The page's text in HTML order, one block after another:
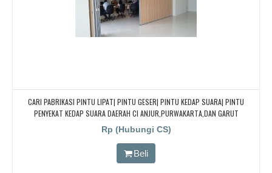
CARI PABRIKASI PINTU LIPAT| PINTU GESER| PINTU KEDAP SUARA| PINTU
PENYEKAT KEDAP SUARA DAERAH CI ANJUR,PURWAKARTA,DAN GARUT
Rp (Hubungi CS)
Beli